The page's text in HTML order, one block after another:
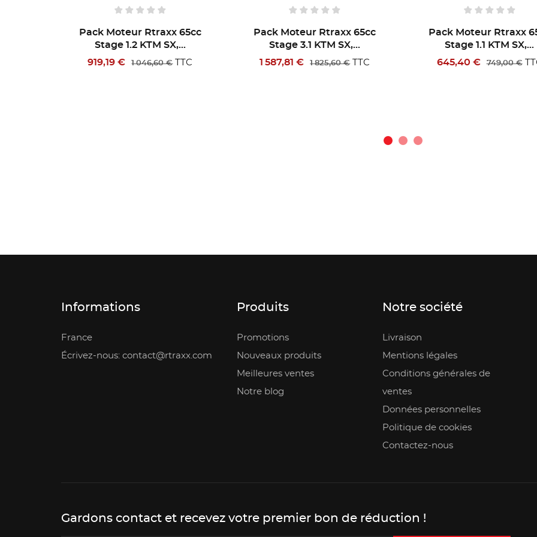
Pack Moteur Rtraxx 65cc
Stage 1.2 KTM SX,...
1 046,60 € TTC
Pack Moteur Rtraxx 65cc
Stage 3.1 KTM SX,...
1 587,81 €
1 825,60 €TTC
Pack Moteur Rtraxx 65cc
Stage 1.1 KTM SX,...
645,40 €
749,00 €TTC
Informations
France
Écrivez-nous: contact@rtraxx.com
Produits
Promotions
Nouveaux produits
Meilleures ventes
Notre blog
Notre société
Livraison
Mentions légales
Conditions générales de
ventes
Données personnelles
Politique de cookies
Contactez-nous
Gardons contact et recevez votre premier bon de réduction !